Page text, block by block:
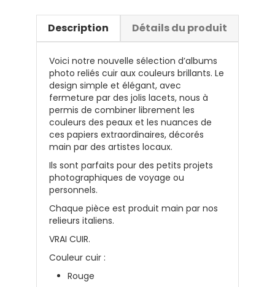
Description Détails du produit
Voici notre nouvelle sélection d’albums
photo reliés cuir aux couleurs brillants. Le
design simple et élégant, avec
fermeture par des jolis lacets, nous à
permis de combiner librement les
couleurs des peaux et les nuances de
ces papiers extraordinaires, décorés
main par des artistes locaux.
Ils sont parfaits pour des petits projets
photographiques de voyage ou
personnels.
Chaque pièce est produit main par nos
relieurs italiens.
VRAI CUIR.
Couleur cuir :
Rouge